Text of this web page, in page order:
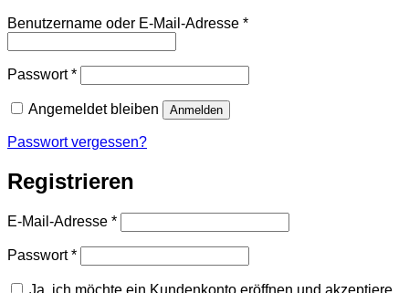
Benutzername oder E-Mail-Adresse *Erforderlich
Passwort*Erforderlich
Angemeldet bleiben Anmelden
Passwort vergessen?
Registrieren
E-Mail-Adresse *Erforderlich
Passwort*Erforderlich
Ja, ich möchte ein Kundenkonto eröffnen und akzeptiere